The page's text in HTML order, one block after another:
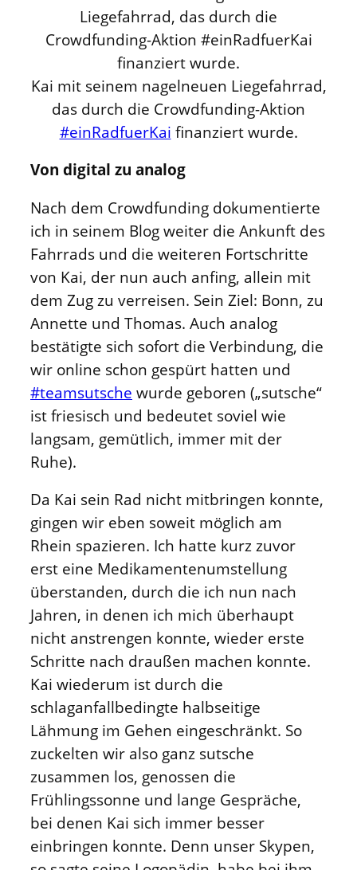
Kai mit seinem nagelneuen Liegefahrrad,
das durch die Crowdfunding-Aktion
#einRadfuerKai finanziert wurde.
Von digital zu analog
Nach dem Crowdfunding dokumentierte
ich in seinem Blog weiter die Ankunft des
Fahrrads und die weiteren Fortschritte
von Kai, der nun auch anfing, allein mit
dem Zug zu verreisen. Sein Ziel: Bonn, zu
Annette und Thomas. Auch analog
bestätigte sich sofort die Verbindung, die
wir online schon gespürt hatten und
#teamsutsche wurde geboren („sutsche“
ist friesisch und bedeutet soviel wie
langsam, gemütlich, immer mit der
Ruhe).
Da Kai sein Rad nicht mitbringen konnte,
gingen wir eben soweit möglich am
Rhein spazieren. Ich hatte kurz zuvor
erst eine Medikamentenumstellung
überstanden, durch die ich nun nach
Jahren, in denen ich mich überhaupt
nicht anstrengen konnte, wieder erste
Schritte nach draußen machen konnte.
Kai wiederum ist durch die
schlaganfallbedingte halbseitige
Lähmung im Gehen eingeschränkt. So
zuckelten wir also ganz sutsche
zusammen los, genossen die
Frühlingssonne und lange Gespräche,
bei denen Kai sich immer besser
einbringen konnte. Denn unser Skypen,